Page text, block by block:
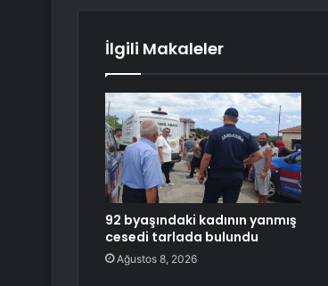
İlgili Makaleler
92 byaşındaki kadının yanmış
cesedi tarlada bulundu
Ağustos 8, 2026